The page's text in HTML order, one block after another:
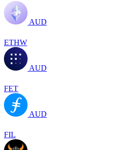
AUD
ETHW
AUD
FET
AUD
FIL